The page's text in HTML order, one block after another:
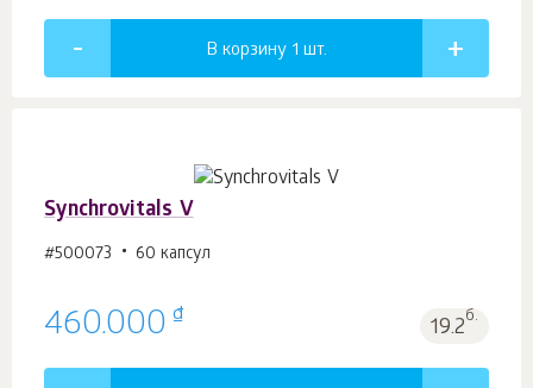
В корзину 1 шт.
Synchrovitals V
#500073 60 капсул
460.000 ₫ 19.2б.